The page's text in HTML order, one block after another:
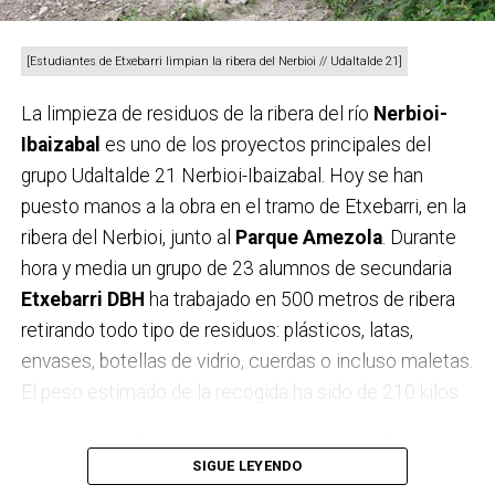
igualado y sin respiro. En boxeo élite,Diego
Valtierra ganó a los puntos aCarlos Barreras
Sortino, en tres combates de diferentes estilos.
Loren Oliva, estuvieron presentes en el combate // EuskoBox
[Estudiantes de Etxebarri limpian la ribera del Nerbioi // Udaltalde 21]
La limpieza de residuos de la ribera del río Nerbioi-
Ibaizabal es uno de los proyectos principales del
grupo Udaltalde 21 Nerbioi-Ibaizabal. Hoy se han
puesto manos a la obra en el tramo de Etxebarri, en la
ribera del Nerbioi, junto al Parque Amezola. Durante
hora y media un grupo de 23 alumnos de secundaria
Etxebarri DBH ha trabajado en 500 metros de ribera
retirando todo tipo de residuos: plásticos, latas,
envases, botellas de vidrio, cuerdas o incluso maletas.
El peso estimado de la recogida ha sido de 210 kilos.
Al comienzo de esta primera actuación en Etxebarri,
el grupo de estudiantes ha recibido las explicaciones
SIGUE LEYENDO